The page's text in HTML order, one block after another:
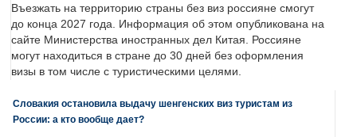
Въезжать на территорию страны без виз россияне смогут
до конца 2027 года. Информация об этом опубликована на
сайте Министерства иностранных дел Китая. Россияне
могут находиться в стране до 30 дней без оформления
визы в том числе с туристическими целями.
Словакия остановила выдачу шенгенских виз туристам из
России: а кто вообще дает?